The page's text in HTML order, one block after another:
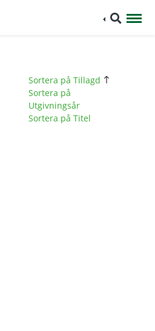
Sortera på Tillagd
Sortera på
Utgivningsår
Sortera på Titel